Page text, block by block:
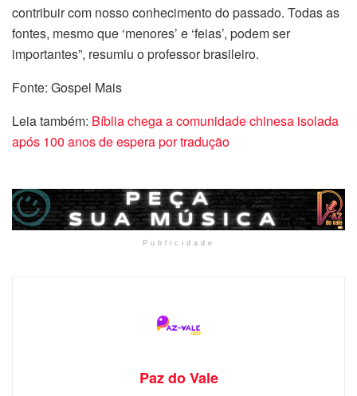
contribuir com nosso conhecimento do passado. Todas as
fontes, mesmo que ‘menores’ e ‘feias’, podem ser
importantes”, resumiu o professor brasileiro.
Fonte: Gospel Mais
Leia também: Bíblia chega a comunidade chinesa isolada
após 100 anos de espera por tradução
Publicidade
Paz do Vale